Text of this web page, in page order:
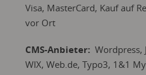
Visa, MasterCard, Kauf auf
vor Ort
CMS-Anbieter:Wordpress,
WIX, Web.de, Typo3, 1&1